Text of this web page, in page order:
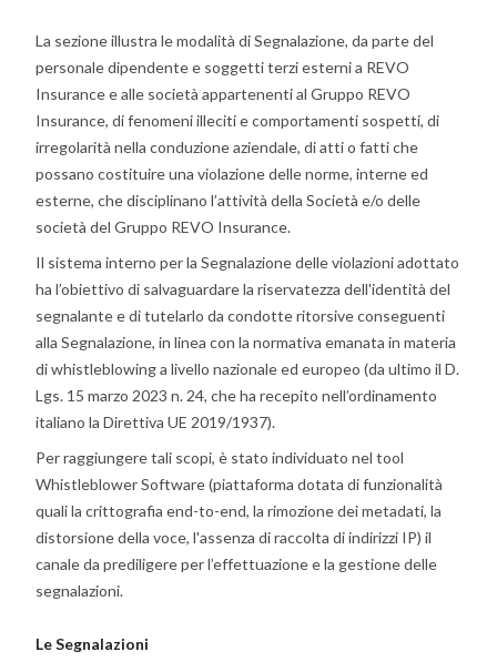
La sezione illustra le modalità di Segnalazione, da parte del
personale dipendente e soggetti terzi esterni a REVO
Insurance e alle società appartenenti al Gruppo REVO
Insurance, di fenomeni illeciti e comportamenti sospetti, di
irregolarità nella conduzione aziendale, di atti o fatti che
possano costituire una violazione delle norme, interne ed
esterne, che disciplinano l’attività della Società e/o delle
società del Gruppo REVO Insurance.
Il sistema interno per la Segnalazione delle violazioni adottato
ha l’obiettivo di salvaguardare la riservatezza dell'identità del
segnalante e di tutelarlo da condotte ritorsive conseguenti
alla Segnalazione, in linea con la normativa emanata in materia
di whistleblowing a livello nazionale ed europeo (da ultimo il D.
Lgs. 15 marzo 2023 n. 24, che ha recepito nell’ordinamento
italiano la Direttiva UE 2019/1937).
Per raggiungere tali scopi, è stato individuato nel tool
Whistleblower Software (piattaforma dotata di funzionalità
quali la crittografia end-to-end, la rimozione dei metadati, la
distorsione della voce, l'assenza di raccolta di indirizzi IP) il
canale da prediligere per l’effettuazione e la gestione delle
segnalazioni.
Le Segnalazioni